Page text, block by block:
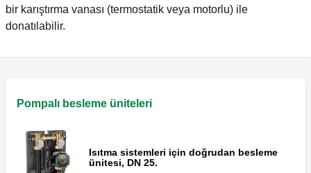
bir karıştırma vanası (termostatik veya motorlu) ile
donatılabilir.
Pompalı besleme üniteleri
Isıtma sistemleri için doğrudan besleme
ünitesi, DN 25.